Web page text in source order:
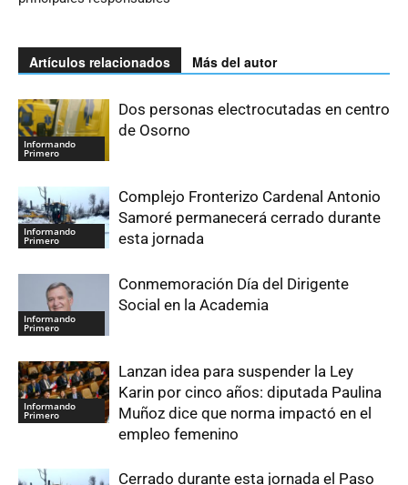
Artículos relacionados Más del autor
Informando
Primero
Dos personas electrocutadas en centro
de Osorno
Informando
Primero
Complejo Fronterizo Cardenal Antonio
Samoré permanecerá cerrado durante
esta jornada
Informando
Primero
Conmemoración Día del Dirigente
Social en la Academia
Informando
Primero
Lanzan idea para suspender la Ley
Karin por cinco años: diputada Paulina
Muñoz dice que norma impactó en el
empleo femenino
Cerrado durante esta jornada el Paso